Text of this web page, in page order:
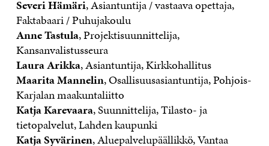
Severi Hämäri, Asiantuntija / vastaava opettaja,
Faktabaari / Puhujakoulu
Anne Tastula, Projektisuunnittelija,
Kansanvalistusseura
Laura Arikka, Asiantuntija, Kirkkohallitus
Maarita Mannelin, Osallisuusasiantuntija, Pohjois-
Karjalan maakuntaliitto
Katja Karevaara, Suunnittelija, Tilasto- ja
tietopalvelut, Lahden kaupunki
Katja Syvärinen, Aluepalvelupäällikkö, Vantaa